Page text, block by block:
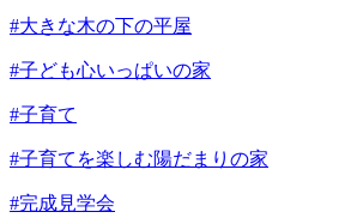
#大きな木の下の平屋
#子ども心いっぱいの家
#子育て
#子育てを楽しむ陽だまりの家
#完成見学会